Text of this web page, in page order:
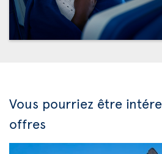
Vous pourriez être
offres